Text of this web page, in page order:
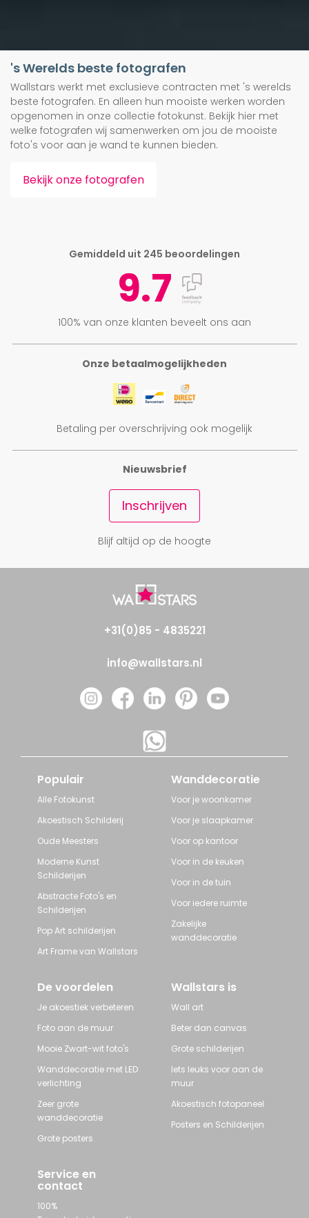
's Werelds beste fotografen
Wallstars werkt met exclusieve contracten met 's werelds
beste fotografen. En alleen hun mooiste werken worden
opgenomen in onze collectie fotokunst. Bekijk hier met
welke fotografen wij samenwerken om jou de mooiste
foto's voor aan je wand te kunnen bieden.
Bekijk onze fotografen
Onze betaalmogelijkheden
Betaling per overschrijving ook mogelijk
Gemiddeld uit 245 beoordelingen
9.7
100% van onze klanten beveelt ons aan
Nieuwsbrief
Inschrijven
Blijf altijd op de hoogte
+31(0)85 - 4835221
info@wallstars.nl
Populair
Alle Fotokunst
Akoestisch Schilderij
Oude Meesters
Moderne Kunst
Schilderijen
Abstracte Foto's en
Schilderijen
Pop Art schilderijen
Art Frame van Wallstars
Wanddecoratie
Voor je woonkamer
Voor je slaapkamer
Voor op kantoor
Voor in de keuken
Voor in de tuin
Voor iedere ruimte
Zakelijke
wanddecoratie
De voordelen
Je akoestiek verbeteren
Foto aan de muur
Mooie Zwart-wit foto's
Wanddecoratie met LED
verlichting
Zeer grote
wanddecoratie
Grote posters
Wallstars is
Wall art
Beter dan canvas
Grote schilderijen
Iets leuks voor aan de
muur
Akoestisch fotopaneel
Posters en Schilderijen
Service en
contact
100%